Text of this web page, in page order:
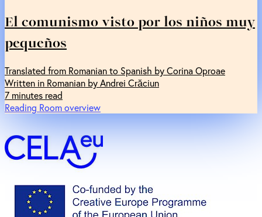
El comunismo visto por los niños muy
pequeños
Translated from Romanian to Spanish by Corina Oproae
Written in Romanian by Andrei Crăciun
7 minutes read
Reading Room overview